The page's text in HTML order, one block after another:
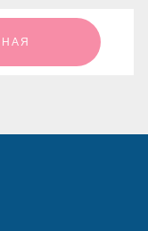
ㅤㅤㅤㅤㅤ